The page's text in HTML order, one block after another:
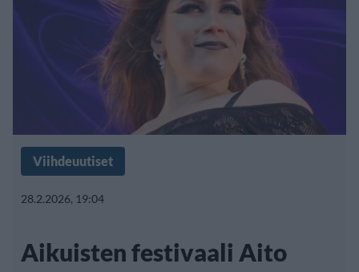
Viihdeuutiset
28.2.2026, 19:04
Aikuisten festivaali Aito